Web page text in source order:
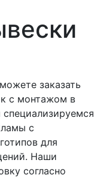
заказать
с монтажом в
с
для
Наши
согласно